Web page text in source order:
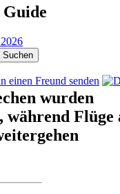
wurden
Flüge